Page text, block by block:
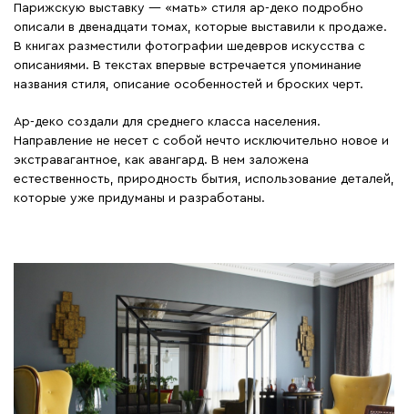
Парижскую выставку ― «мать» стиля ар-деко подробно
описали в двенадцати томах, которые выставили к продаже.
В книгах разместили фотографии шедевров искусства с
описаниями. В текстах впервые встречается упоминание
названия стиля, описание особенностей и броских черт.
Ар-деко создали для среднего класса населения.
Направление не несет с собой нечто исключительно новое и
экстравагантное, как авангард. В нем заложена
естественность, природность бытия, использование деталей,
которые уже придуманы и разработаны.